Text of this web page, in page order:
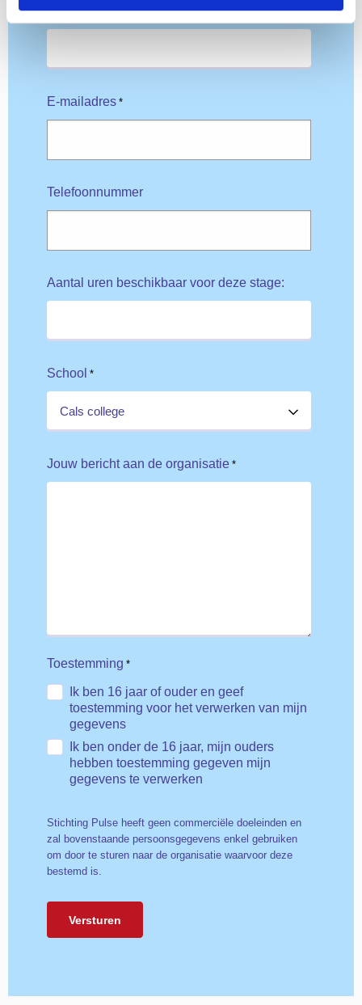
Achternaam *
E-mailadres *
Telefoonnummer
Aantal uren beschikbaar voor deze stage:
School *
Jouw bericht aan de organisatie *
Toestemming *
Ik ben 16 jaar of ouder en geef
toestemming voor het verwerken van mijn
gegevens
Ik ben onder de 16 jaar, mijn ouders
hebben toestemming gegeven mijn
gegevens te verwerken
Stichting Pulse heeft geen commerciële doeleinden en
zal bovenstaande persoonsgegevens enkel gebruiken
om door te sturen naar de organisatie waarvoor deze
bestemd is.